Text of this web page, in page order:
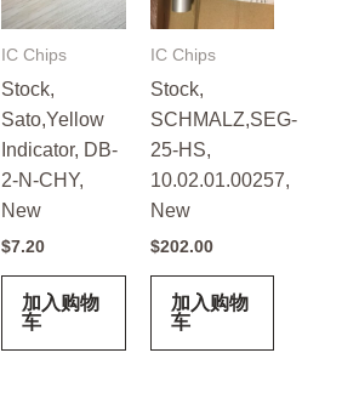
IC Chips
Stock,
Sato,Yellow
Indicator, DB-
2-N-CHY,
New
$7.20
加入购物
车
IC Chips
Stock,
SCHMALZ,SEG-
25-HS,
10.02.01.00257,
New
$202.00
加入购物
车